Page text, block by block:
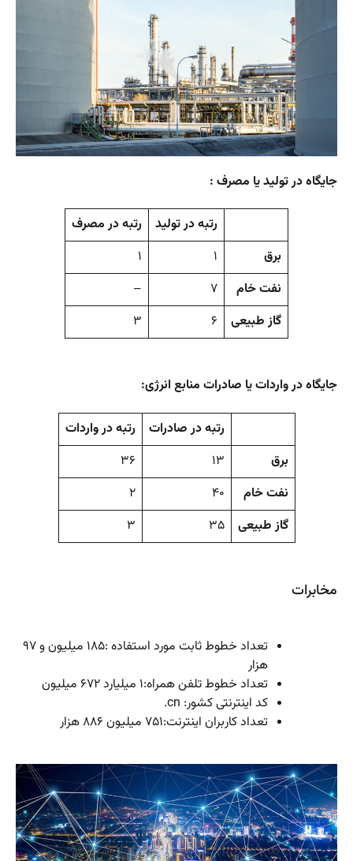
جایگاه در تولید یا مصرف :
رتبه در تولید
رتبه در مصرف
برق
۱
۱
نفت خام
۷
–
گاز طبیعی
۶ ۳
جایگاه در واردات یا صادرات منابع انرژی:
رتبه در صادرات
رتبه در واردات
برق
۱۳
۳۶
نفت خام
۴۰
۲
گاز طبیعی
۳۵ ۳
مخابرات
تعداد خطوط ثابت مورد استفاده :۱۸۵ میلیون و ۹۷
هزار
تعداد خطوط تلفن همراه:۱ میلیارد ۶۷۲ میلیون
کد اینترنتی کشور: cn.
تعداد کاربران اینترنت:۷۵۱ میلیون ۸۸۶ هزار